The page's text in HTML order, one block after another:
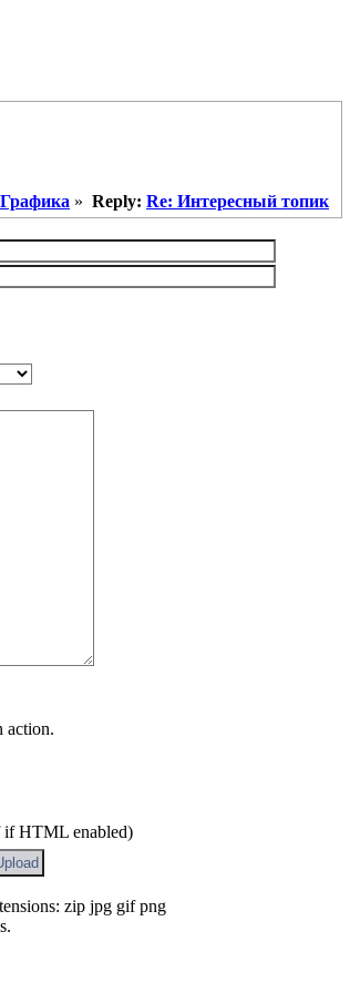
» Reply: Re: Интересный топик
action.
if HTML enabled)
zip jpg gif png